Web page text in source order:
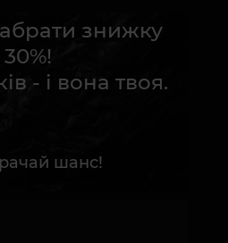
знижку
30%!
- і вона твоя.
шанс!